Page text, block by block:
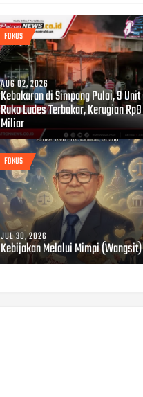
FOKUS
AUG 02, 2026
Kebakaran di Simpang Pulai, 9 Unit
Ruko Ludes Terbakar, Kerugian Rp8
Miliar
FOKUS
JUL 30, 2026
Kebijakan Melalui Mimpi (Wangsit)